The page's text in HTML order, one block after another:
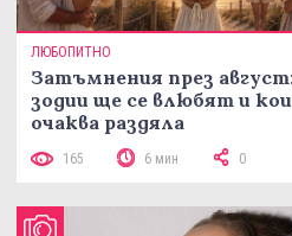
ЛЮБОПИТНО
Затъмнения през
зодии ще се влюбят и кои
очаква раздяла
165 6 мин 0